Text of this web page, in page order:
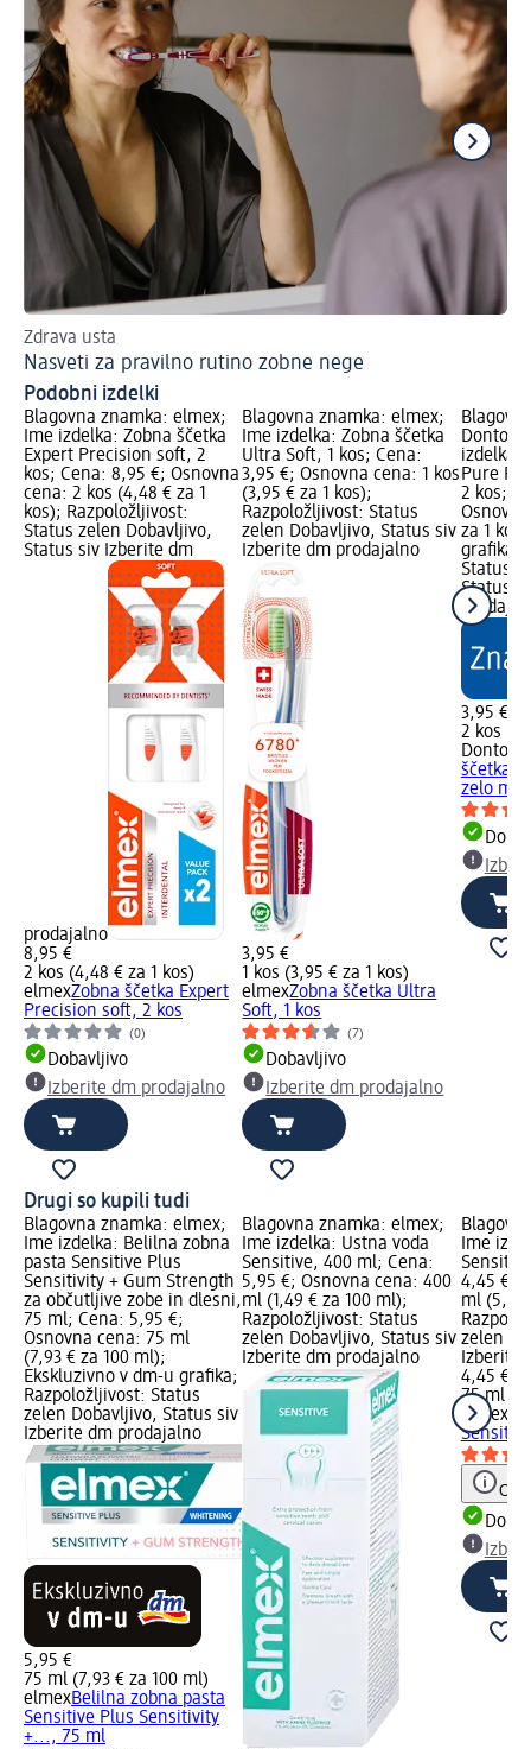
Zdrava usta
Nasveti za pravilno rutino zobne nege
Podobni izdelki
Blagovna znamka: elmex;
Ime izdelka: Zobna ščetka
Expert Precision soft, 2
kos; Cena: 8,95 €; Osnovna
cena: 2 kos (4,48 € za 1
kos); Razpoložljivost:
Status zelen Dobavljivo,
Status siv Izberite dm
prodajalno
8,95 €
2 kos (4,48 € za 1 kos)
elmexZobna ščetka Expert
Precision soft, 2 kos
(0)
Dobavljivo
Izberite dm prodajalno
Blagovna znamka: elmex;
Ime izdelka: Zobna ščetka
Ultra Soft, 1 kos; Cena:
3,95 €; Osnovna cena: 1 kos
(3,95 € za 1 kos);
Razpoložljivost: Status
zelen Dobavljivo, Status siv
Izberite dm prodajalno
3,95 €
1 kos (3,95 € za 1 kos)
elmexZobna ščetka Ultra
Soft, 1 kos
(7)
Dobavljivo
Izberite dm prodajalno
izdelka:
Pure
2 kos;
za 1
grafika;
Status
Status
3,95 €
2 kos
ščetka
zelo
Drugi so kupili tudi
Blagovna znamka: elmex;
Ime izdelka: Belilna zobna
pasta Sensitive Plus
Sensitivity + Gum Strength
za občutljive zobe in dlesni,
75 ml; Cena: 5,95 €;
Osnovna cena: 75 ml
(7,93 € za 100 ml);
Ekskluzivno v dm-u grafika;
Razpoložljivost: Status
zelen Dobavljivo, Status siv
Izberite dm prodajalno
5,95 €
75 ml (7,93 € za 100 ml)
elmexBelilna zobna pasta
Sensitive Plus Sensitivity
+..., 75 ml
Blagovna znamka: elmex;
Ime izdelka: Ustna voda
Sensitive, 400 ml; Cena:
5,95 €; Osnovna cena: 400
ml (1,49 € za 100 ml);
Razpoložljivost: Status
zelen Dobavljivo, Status siv
Izberite dm prodajalno
Ime
4,45 €;
ml (5,93
zelen
Izberite
4,45 €
75 ml
elmex